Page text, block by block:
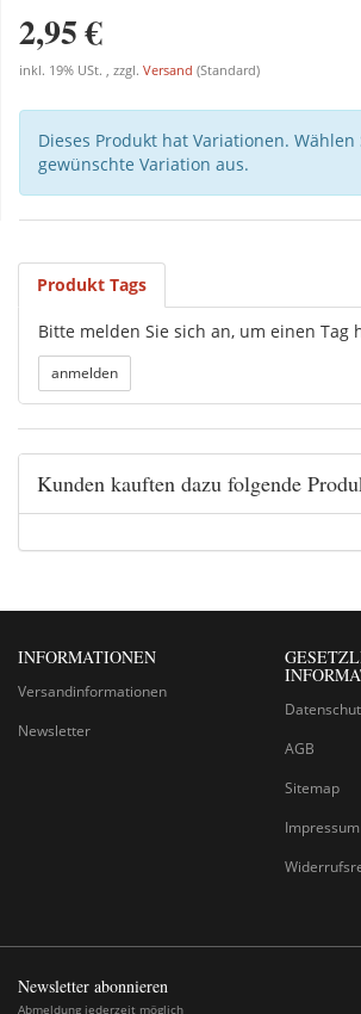
2,95 €
inkl. 19% USt. , zzgl. Versand (Standard)
Dieses Produkt hat Variationen.
gewünschte Variation aus.
Produkt Tags
Bitte melden Sie sich an, um einen Tag
Kunden kauften dazu folgende
INFORMATIONEN
Versandinformationen
Newsletter
AGB
Sitemap
Impressum
Newsletter abonnieren
Abmeldung jederzeit möglich